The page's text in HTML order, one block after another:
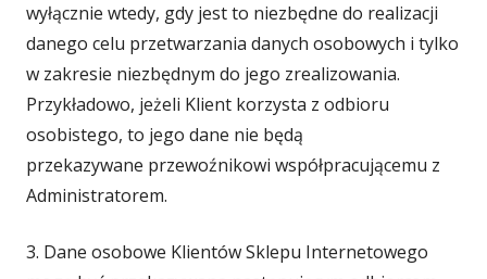
wyłącznie wtedy, gdy jest to niezbędne do realizacji
danego celu przetwarzania danych osobowych i tylko
w zakresie niezbędnym do jego zrealizowania.
Przykładowo, jeżeli Klient korzysta z odbioru
osobistego, to jego dane nie będą
przekazywane przewoźnikowi współpracującemu z
Administratorem.
3. Dane osobowe Klientów Sklepu Internetowego